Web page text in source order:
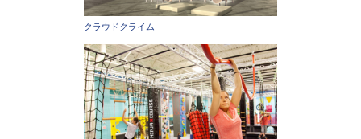
クラウドクライム